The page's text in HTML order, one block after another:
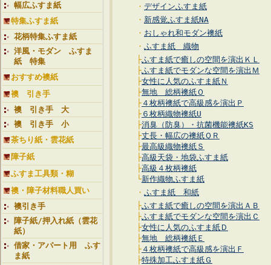
幅広ふすま紙
特集ふすま紙
花柄特集ふすま紙
洋風・モダン ふすま
紙 特集
おすすめ襖紙
襖 引き手
襖 引き手 大
襖 引き手 小
茶ちり紙・雲花紙
障子紙
ふすま工具類・糊
襖・障子材料職人買い
襖引き手
障子紙/押入れ紙（雲花
紙）
借家・アパート用 ふす
ま紙
・ デザインふすま紙
・ 新感覚ふすま紙NA
・ おしゃれ和モダン襖紙
・ ふすま紙 織物
├ふすま紙で癒しの空間を演出ＫＬ
├ふすま紙でモダンな空間を演出Ｍ
├女性に人気のふすま紙Ｎ
├無地 総柄襖紙Ｏ
├ ４枚柄襖紙で高級感を演出Ｐ
├ ６枚柄織物襖紙U
├消臭（防臭）・抗菌機能襖紙KS
├丈長・幅広の襖紙ＱＲ
├最高級織物襖紙Ｓ
├高級天袋・地袋ふすま紙
├高級４枚柄襖紙
└新作織物ふすま紙
・ ふすま紙 和紙
├ふすま紙で癒しの空間を演出ＡＢ
├ふすま紙でモダンな空間を演出Ｃ
├女性に人気のふすま紙Ｄ
├無地 総柄襖紙Ｅ
├ ４枚柄襖紙で高級感を演出Ｆ
├特殊加工ふすま紙Ｇ